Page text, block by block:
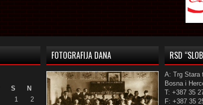
S
N
1
2
FOTOGRAFIJA DANA RSD
A: Trg Stara
Bosna i
T: +387 35
F: +387 35